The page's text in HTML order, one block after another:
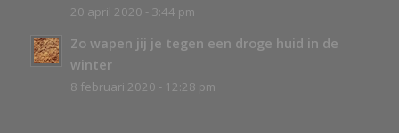
20 april 2020 - 3:44 pm
Zo wapen jij je tegen een droge huid in de
winter
8 februari 2020 - 12:28 pm